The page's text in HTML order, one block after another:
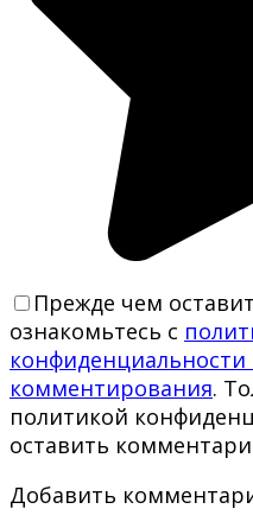
Прежде чем
ознакомьтесь с
комментирования.
политикой
оставить
Добавить